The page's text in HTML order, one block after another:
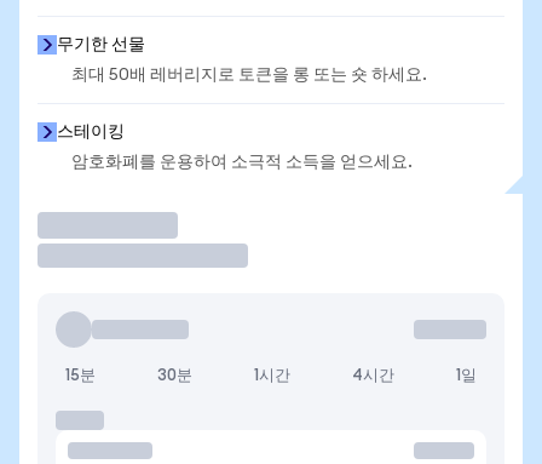
무기한 선물
최대 50배 레버리지로 토큰을 롱 또는 숏 하세요.
스테이킹
암호화폐를 운용하여 소극적 소득을 얻으세요.
15분 30분 1시간 4시간 1일